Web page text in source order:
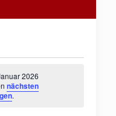
2026
nächsten
.